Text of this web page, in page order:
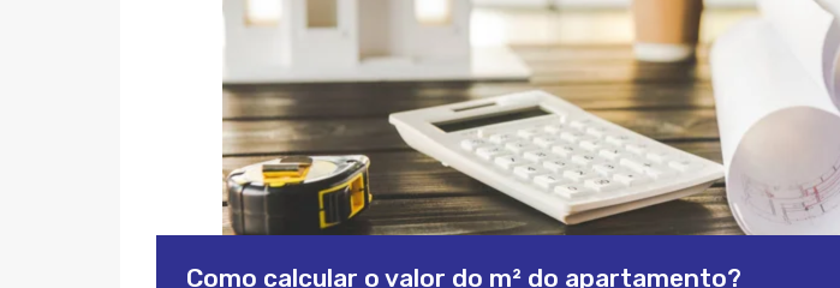
Como calcular o valor do m² do apartamento?